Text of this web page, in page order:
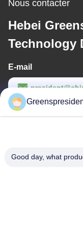
Nous contacter
Hebei
Technology
E-mail
Temps de travail
Good day, what